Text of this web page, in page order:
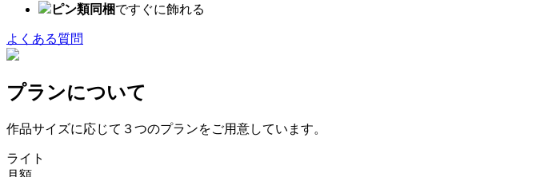
ピン類同梱ですぐに飾れる
よくある質問
プランについて
作品サイズに応じて３つのプランをご用意しています。
ライト